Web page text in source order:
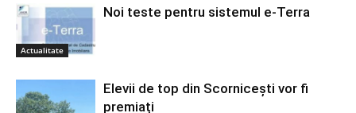
Actualitate
Noi teste pentru sistemul e-Terra
Elevii de top din Scornicești vor fi
premiați